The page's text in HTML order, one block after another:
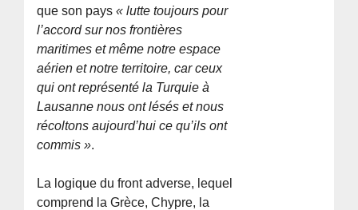
que son pays« lutte toujours pour
l’accord sur nos frontières
maritimes et même notre espace
aérien et notre territoire, car ceux
qui ont représenté la Turquie à
Lausanne nous ont lésés et nous
récoltons aujourd’hui ce qu’ils ont
commis ».
La logique du front adverse, lequel
comprend la Grèce, Chypre, la